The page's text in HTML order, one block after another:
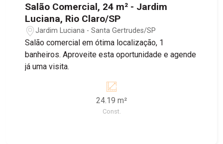
Salão Comercial, 24 m² - Jardim
Luciana, Rio Claro/SP
Jardim Luciana - Santa Gertrudes/SP
Salão comercial em ótima localização, 1
banheiros. Aproveite esta oportunidade e agende
já uma visita.
24.19 m²
Const.